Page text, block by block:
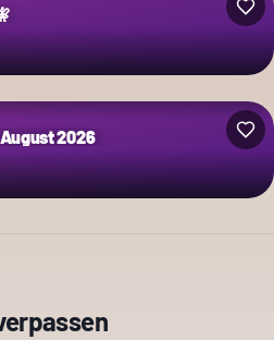
2026